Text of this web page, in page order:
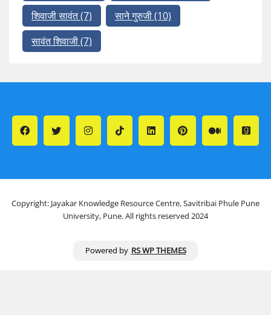
शिवाजी सावंत(7) साने गुरुजी(10)
सावंत शिवाजी(7)
Copyright: Jayakar Knowledge Resource Centre, Savitribai Phule Pune
University, Pune. All rights reserved 2024
Powered by RS WP THEMES